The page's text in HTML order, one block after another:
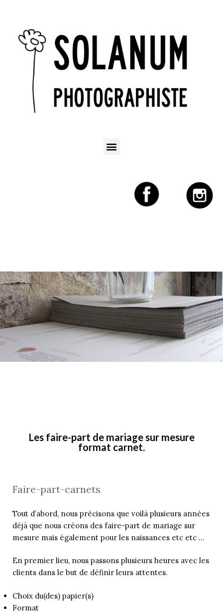
Les faire-part de mariage sur mesure
format carnet.
Faire-part-carnets
Tout d’abord, nous précisons que voilà plusieurs années
déjà que nous créons des faire-part de mariage sur
mesure mais également pour les naissances etc etc …
En premier lieu, nous passons plusieurs heures avec les
clients dans le but de définir leurs attentes.
Choix du(des) papier(s)
Format